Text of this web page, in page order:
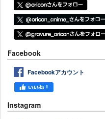
Facebook
Facebookアカウント
Instagram